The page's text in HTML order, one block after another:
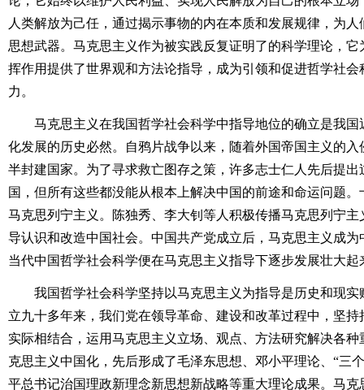
人类解放为己任，通过揭示事物的内在本质和发展规律，为
思想武器。马克思主义作为被实践反复证明了的科学理论，
挥作用提供了世界观和方法论指导，成为引领和促进哲学社
力。
马克思主义在我国哲学社会科学中指导地位的确立是我国
化发展的历史必然。自鸦片战争以来，随着外国帝国主义的
半封建国家。为了寻求救亡图存之策，许多志士仁人先后提出
国，但所有这些都没能从根本上解决中国的前途和命运问题
马克思列宁主义。陈独秀、李大钊等人积极传播马克思列宁
导认识和改造中国社会。中国共产党成立后，马克思主义成
当代中国哲学社会科学便在马克思主义指导下逐步发展壮大起
我国哲学社会科学坚持以马克思主义为指导是历史和现实
立九十多年来，我们党在领导革命、建设和改革过程中，坚
实际相结合，运用马克思主义立场、观点、方法研究解决各
克思主义中国化，先后形成了毛泽东思想、邓小平理论、“三
平总书记治国理政新理念新思想新战略等重大理论成果。马